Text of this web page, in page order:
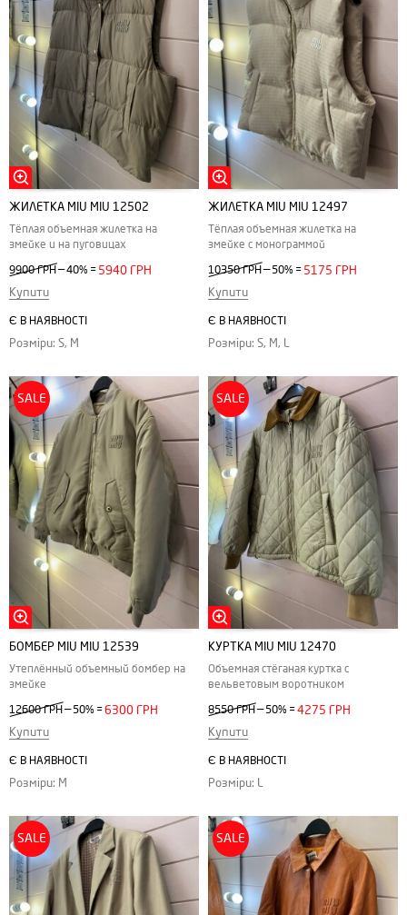
ЖИЛЕТКА MIU MIU 12502
Тёплая объемная жилетка на
змейке и на пуговицах
9900 ГРН—40% = 5940 ГРН
Купити
Є В НАЯВНОСТІ
Розміри: S, M
ЖИЛЕТКА MIU MIU 12497
Тёплая объемная жилетка на
змейке с монограммой
10350 ГРН— 50% = 5175 ГРН
Купити
Є В НАЯВНОСТІ
Розміри: S, M, L
SALE
БОМБЕР MIU MIU 12539
Утеплённый объемный бомбер на
змейке
12600 ГРН — 50% =6300 ГРН
Купити
Є В НАЯВНОСТІ
Розміри: M
SALE
КУРТКА MIU MIU 12470
Объемная стёганая куртка с
вельветовым воротником
8550 ГРН — 50% =4275 ГРН
Купити
Є В НАЯВНОСТІ
Розміри: L
SALE SALE